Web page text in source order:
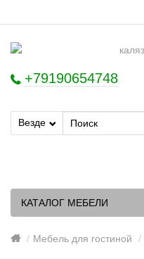
+79190654748
Везде
КАТАЛОГ МЕБЕЛИ
Мебель для гостиной